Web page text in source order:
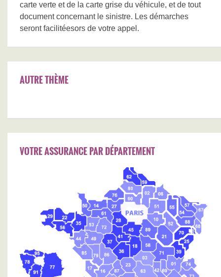
carte verte et de la carte grise du véhicule, et de tout
document concernant le sinistre. Les démarches
seront facilitéesors de votre appel.
AUTRE THÈME
VOTRE ASSURANCE PAR DÉPARTEMENT